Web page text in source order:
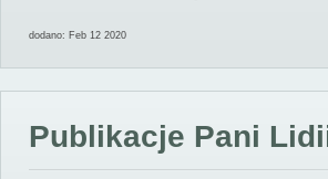
dodano: Feb 12 2020
Publikacje Pani